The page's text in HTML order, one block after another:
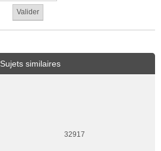
Sujets similaires
32917